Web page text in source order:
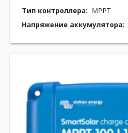
Тип контроллера: MPPT
Напряжение аккумулятора: